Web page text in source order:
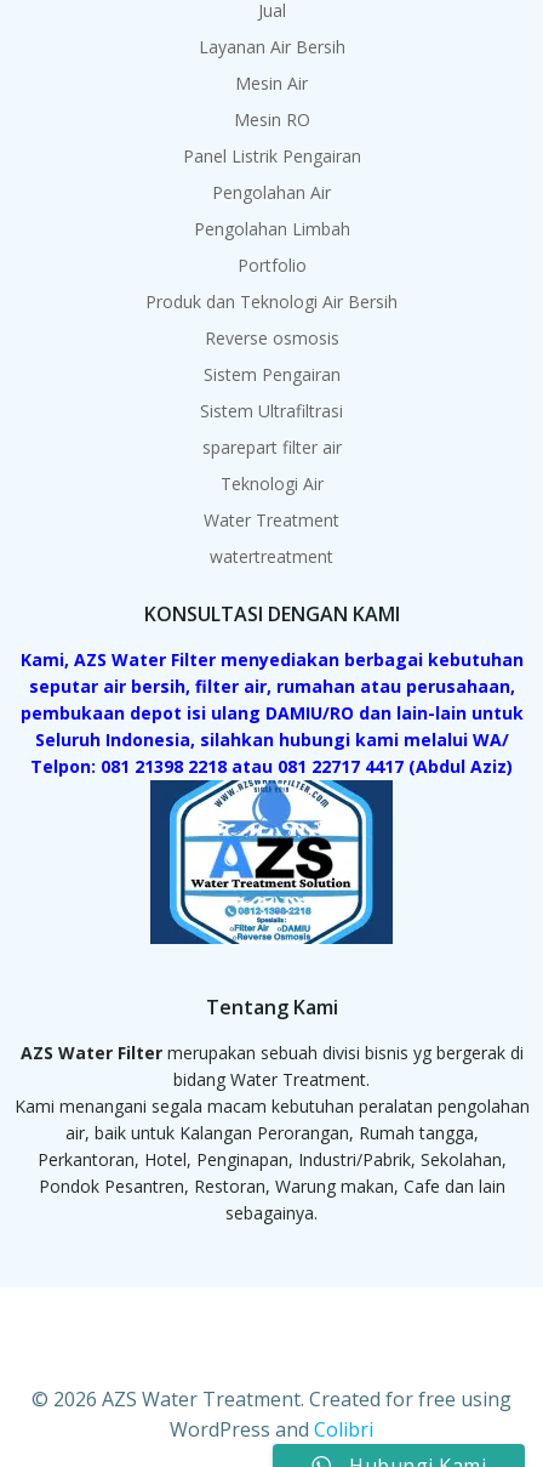
Jual
Layanan Air Bersih
Mesin Air
Mesin RO
Panel Listrik Pengairan
Pengolahan Air
Pengolahan Limbah
Portfolio
Produk dan Teknologi Air Bersih
Reverse osmosis
Sistem Pengairan
Sistem Ultrafiltrasi
sparepart filter air
Teknologi Air
Water Treatment
watertreatment
KONSULTASI DENGAN KAMI
Kami, AZS Water Filter menyediakan berbagai kebutuhan
seputar air bersih, filter air, rumahan atau perusahaan,
pembukaan depot isi ulang DAMIU/RO dan lain-lain untuk
Seluruh Indonesia, silahkan hubungi kami melalui WA/
Telpon: 081 21398 2218 atau 081 22717 4417 (Abdul Aziz)
Tentang Kami
AZS Water Filtermerupakan sebuah divisi bisnis yg bergerak di
bidang Water Treatment.
Kami menangani segala macam kebutuhan peralatan pengolahan
air, baik untuk Kalangan Perorangan, Rumah tangga,
Perkantoran, Hotel, Penginapan, Industri/Pabrik, Sekolahan,
Pondok Pesantren, Restoran, Warung makan, Cafe dan lain
sebagainya.
© 2026 AZS Water Treatment. Created for free using
WordPress and Colibri